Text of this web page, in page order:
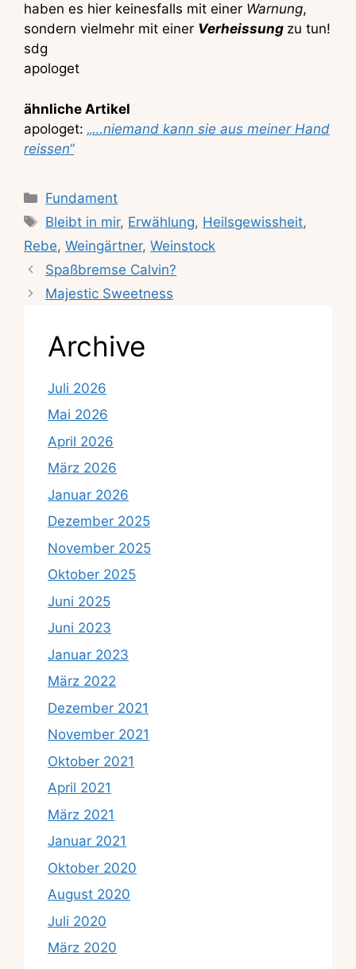
haben es hier keinesfalls mit einer Warnung,
sondern vielmehr mit einer Verheissung zu tun!
sdg
apologet
ähnliche Artikel
apologet: „…niemand kann sie aus meiner Hand
reissen“
Kategorien
Fundament
Schlagwörter
Bleibt in mir, Erwählung, Heilsgewissheit,
Rebe, Weingärtner, Weinstock
Spaßbremse Calvin?
Majestic Sweetness
Archive
Juli 2026
Mai 2026
April 2026
März 2026
Januar 2026
Dezember 2025
November 2025
Oktober 2025
Juni 2025
Juni 2023
Januar 2023
März 2022
Dezember 2021
November 2021
Oktober 2021
April 2021
März 2021
Januar 2021
Oktober 2020
August 2020
Juli 2020
März 2020